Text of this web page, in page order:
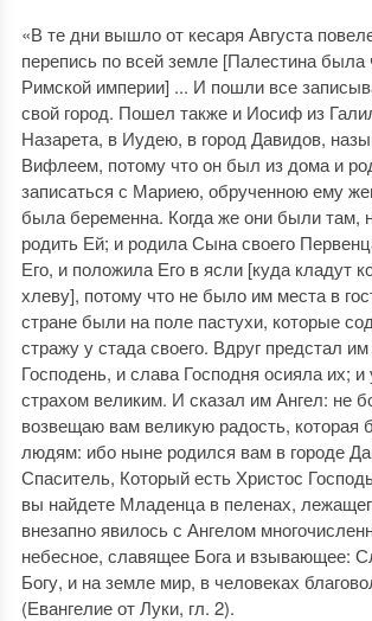
«В те дни вышло от кесаря Августа
перепись по всей земле [Палестина была
Римской империи] ... И пошли все
свой город. Пошел также и Иосиф из
Назарета, в Иудею, в город Давидов,
Вифлеем, потому что он был из дома и
записаться с Мариею, обрученною ему
была беременна. Когда же они были там,
родить Ей; и родила Сына своего
Его, и положила Его в ясли [куда кладут
хлеву], потому что не было им места в
стране были на поле пастухи, которые
стражу у стада своего. Вдруг предстал
Господень, и слава Господня осияла их;
страхом великим. И сказал им Ангел: не
возвещаю вам великую радость, которая
людям: ибо ныне родился вам в городе
Спаситель, Который есть Христос
вы найдете Младенца в пеленах,
внезапно явилось с Ангелом
небесное, славящее Бога и взывающее:
Богу, и на земле мир, в человеках
(Евангелие от Луки, гл. 2).